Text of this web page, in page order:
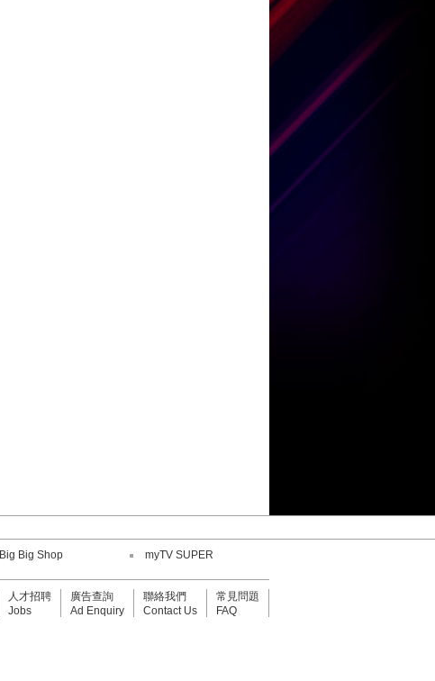
陳康健
Big Big Shop myTV SUPER
人才招聘
Jobs
廣告查詢
Ad Enquiry
聯絡我們
Contact Us
常見問題
FAQ